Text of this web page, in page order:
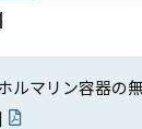
ルマリン容器の